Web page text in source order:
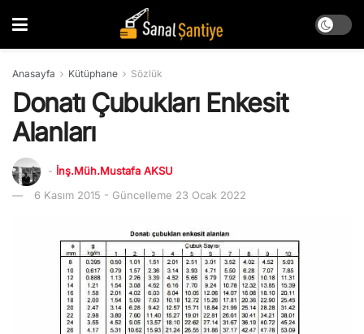
Anasayfa Kütüphane Sözlük
Donatı Çubukları Enkesit
Alanları
- İnş.Müh.Mustafa AKSU
6 Kasım 2015 - Güncelleme 23 Ocak 2022